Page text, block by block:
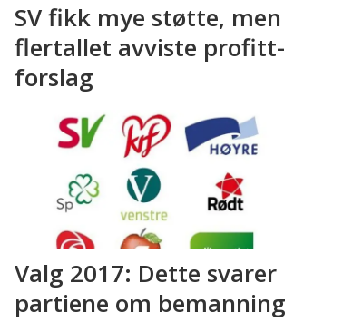
SV fikk mye støtte, men
flertallet avviste profitt-
forslag
Valg 2017: Dette svarer
partiene om bemanning